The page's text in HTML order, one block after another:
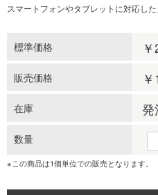
スマートフォンやタブレットに対応し
標準価格
販売価格
在庫 発
数量
※この商品は1個単位での販売となります。